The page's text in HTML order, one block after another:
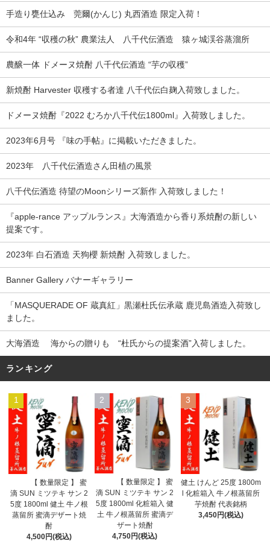
手造り甕仕込み 莞爾(かんじ) 丸西酒造 限定入荷！
令和4年 “収穫の秋” 農業法人 八千代伝酒造 猿ヶ城渓谷蒸溜所
農醸一体 ドメーヌ焼酎 八千代伝酒造 “芋の収穫”
新焼酎 Harvester 収穫する者達 八千代伝白麹入荷致しました。
ドメーヌ焼酎『2022 むろか八千代伝1800ml』入荷致しました。
2023年6月号 『味の手帖』に掲載いただきました。
2023年 八千代伝酒造さん田植の風景
八千代伝酒造 待望のMoonシリーズ新作 入荷致しました！
『apple-rance アップルランス』大海酒造から香り系焼酎の新しい
提案です。
2023年 白石酒造 天狗櫻 新焼酎 入荷致しました。
Banner Gallery バナーギャラリー
「MASQUERADE OF 蔵真紅」黒瀬杜氏伝承蔵 鹿児島酒造入荷致し
ました。
大海酒造 海からの贈りも “杜氏からの提案酒”入荷しました。
ランキング
1
【 数量限定 】 蜜
滴 SUN ミツテキ サン 2
5度 1800ml 健土 牛ノ根
蒸留所 蜜滴デザート焼
酎
4,500円(税込)
2
【 数量限定 】 蜜
滴 SUN ミツテキ サン 2
5度 1800ml 化粧箱入 健
土 牛ノ根蒸留所 蜜滴デ
ザート焼酎
4,750円(税込)
3
健土 けんど 25度 1800m
l 化粧箱入 牛ノ根蒸留所
芋焼酎 代表銘柄
3,450円(税込)